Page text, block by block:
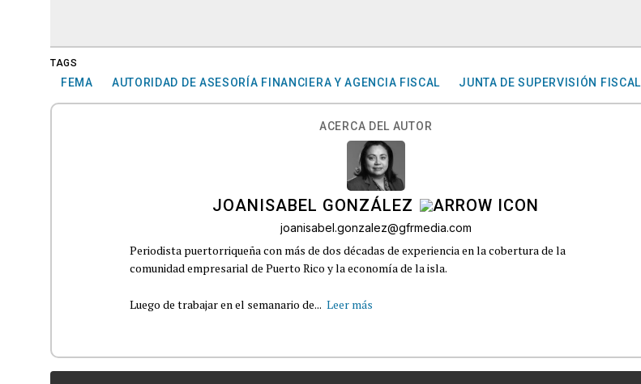
TAGS
FEMA AUTORIDAD DE ASESORÍA FINANCIERA Y AGENCIA FISCAL JUNTA DE SUPERVISIÓN FISCAL
ACERCA DEL AUTOR
JOANISABEL GONZÁLEZ
joanisabel.gonzalez@gfrmedia.com
Periodista puertorriqueña con más de dos décadas de experiencia en la cobertura de la
comunidad empresarial de Puerto Rico y la economía de la isla.
Luego de trabajar en el semanario de... Leer más